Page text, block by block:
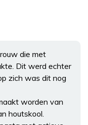
die met
Dit werd echter
zich was dit nog
worden van
houtskool.